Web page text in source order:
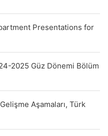
Presentations for
2025 Güz Dönemi Bölüm
Aşamaları, Türk